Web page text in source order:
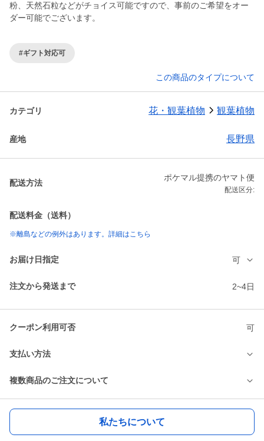
粉、天然石粒などがチョイス可能ですので、事前のご希望をオー
ダー可能でございます。
#ギフト対応可
この商品のタイプについて
カテゴリ 花・観葉植物 観葉植物
産地 長野県
配送方法
ポケマル提携のヤマト便
配送区分:
配送料金（送料）
※離島などの例外はあります。詳細はこちら
お届け日指定 可
注文から発送まで 2~4日
クーポン利用可否 可
支払い方法
複数商品のご注文について
私たちについて